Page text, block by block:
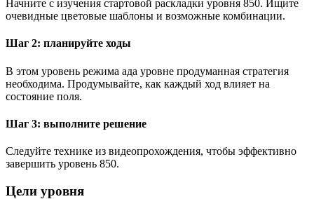
Начните с изучения стартовой раскладки уровня 850. Ищите
очевидные цветовые шаблоны и возможные комбинации.
Шаг 2: планируйте ходы
В этом уровень режима ада уровне продуманная стратегия
необходима. Продумывайте, как каждый ход влияет на
состояние поля.
Шаг 3: выполните решение
Следуйте технике из видеопрохождения, чтобы эффективно
завершить уровень 850.
Цели уровня